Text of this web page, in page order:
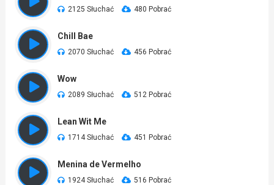
2125 Słuchać 480 Pobrać
Chill Bae
2070 Słuchać 456 Pobrać
Wow
2089 Słuchać 512 Pobrać
Lean Wit Me
1714 Słuchać 451 Pobrać
Menina de Vermelho
1924 Słuchać 516 Pobrać